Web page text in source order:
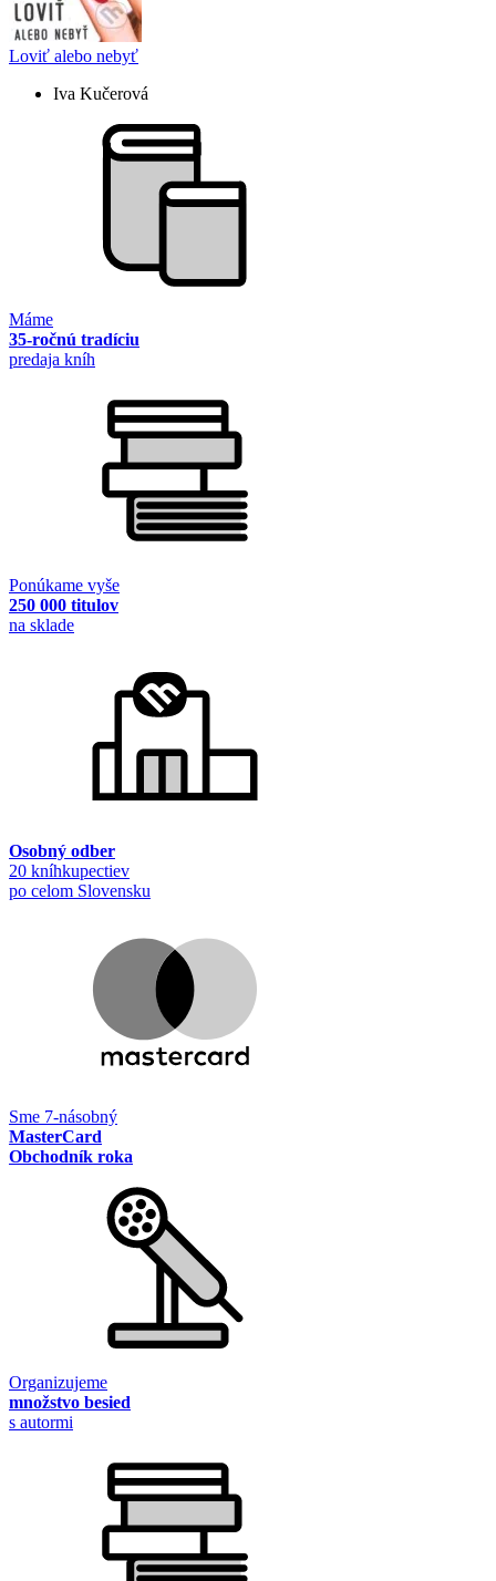
Loviť alebo nebyť
Iva Kučerová
Máme
35-ročnú tradíciu
predaja kníh
Ponúkame vyše
250 000 titulov
na sklade
Osobný odber
20 kníhkupectiev
po celom Slovensku
Sme 7-násobný
MasterCard
Obchodník roka
Organizujeme
množstvo besied
s autormi